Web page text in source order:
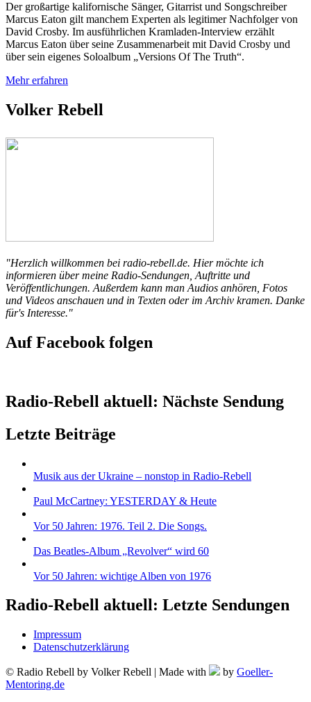
Der großartige kalifornische Sänger, Gitarrist und Songschreiber
Marcus Eaton gilt manchem Experten als legitimer Nachfolger von
David Crosby. Im ausführlichen Kramladen-Interview erzählt
Marcus Eaton über seine Zusammenarbeit mit David Crosby und
über sein eigenes Soloalbum „Versions Of The Truth“.
Mehr erfahren
Volker Rebell
"Herzlich willkommen bei radio-rebell.de. Hier möchte ich
informieren über meine Radio-Sendungen, Auftritte und
Veröffentlichungen. Außerdem kann man Audios anhören, Fotos
und Videos anschauen und in Texten oder im Archiv kramen. Danke
für's Interesse."
Auf Facebook folgen
Radio-Rebell aktuell: Nächste Sendung
Letzte Beiträge
Musik aus der Ukraine – nonstop in Radio-Rebell
Paul McCartney: YESTERDAY & Heute
Vor 50 Jahren: 1976. Teil 2. Die Songs.
Das Beatles-Album „Revolver“ wird 60
Vor 50 Jahren: wichtige Alben von 1976
Radio-Rebell aktuell: Letzte Sendungen
Impressum
Datenschutzerklärung
© Radio Rebell by Volker Rebell | Made with by Goeller-
Mentoring.de